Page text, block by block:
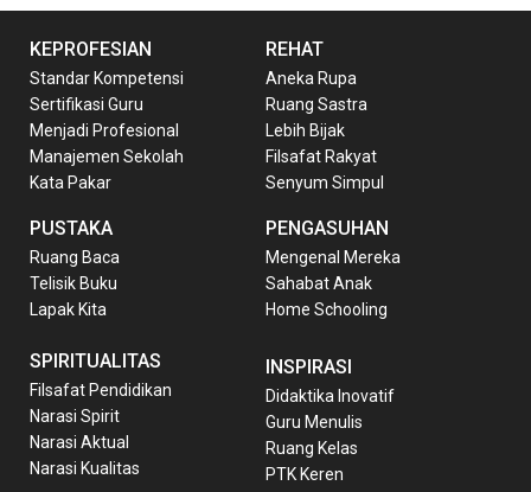
KEPROFESIAN
Standar Kompetensi
Sertifikasi Guru
Menjadi Profesional
Manajemen Sekolah
Kata Pakar
PUSTAKA
Ruang Baca
Telisik Buku
Lapak Kita
REHAT
Aneka Rupa
Ruang Sastra
Lebih Bijak
Filsafat Rakyat
Senyum Simpul
PENGASUHAN
Mengenal Mereka
Sahabat Anak
Home Schooling
SPIRITUALITAS
Filsafat Pendidikan
Narasi Spirit
Narasi Aktual
Narasi Kualitas
INSPIRASI
Didaktika Inovatif
Guru Menulis
Ruang Kelas
PTK Keren